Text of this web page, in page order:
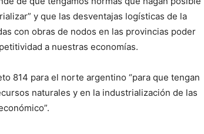
y que las desventajas logísticas de la
con obras de nodos en las provincias poder
a nuestras economías.
814 para el norte argentino “para que tengan
naturales y en la industrialización de las